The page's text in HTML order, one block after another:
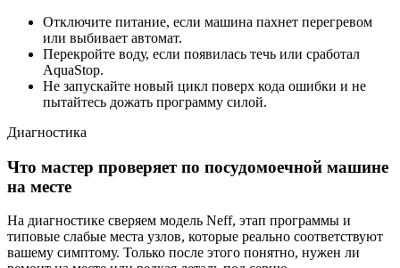
Отключите питание, если машина пахнет перегревом
или выбивает автомат.
Перекройте воду, если появилась течь или сработал
AquaStop.
Не запускайте новый цикл поверх кода ошибки и не
пытайтесь дожать программу силой.
Диагностика
Что мастер проверяет по посудомоечной машине
на месте
На диагностике сверяем модель Neff, этап программы и
типовые слабые места узлов, которые реально соответствуют
вашему симптому. Только после этого понятно, нужен ли